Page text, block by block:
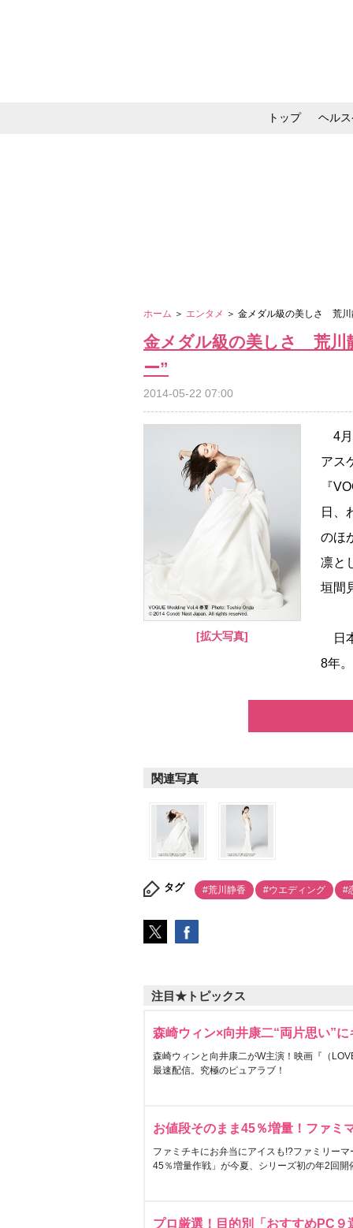
トップ ヘル
ホーム ＞ エンタメ ＞ 金メダル級の美しさ 荒川
金メダル級の美しさ 荒川
ー”
2014-05-22 07:00
[拡大写真]
4月
アス
『
日、
のほ
凛と
垣間
日
8年
関連写真
タグ #荒川静香 #ウエディング #
注目★トピックス
森崎ウィン×向井康二“両片思い”
森崎ウィンと向井康二がW主演！映画『（
最速配信。究極のピュアラブ！
お値段そのまま45％増量！ファミ
ファミチキにお弁当にアイスも!?ファミリー
45％増量作戦」が今夏、シリーズ初の年2回開
プロ厳選！目的別「おすすめPC９